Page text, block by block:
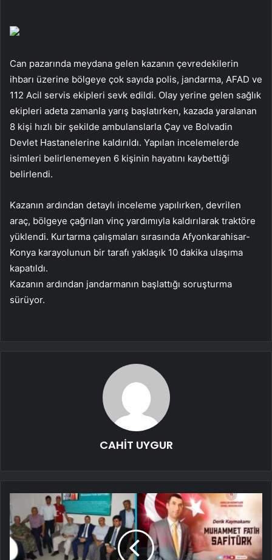
Can pazarında meydana gelen kazanın çevredekilerin
ihbarı üzerine bölgeye çok sayıda polis, jandarma, AFAD ve
112 Acil servis ekipleri sevk edildi. Olay yerine gelen sağlık
ekipleri adeta zamanla yarış başlatırken, kazada yaralanan
8 kişi hızlı bir şekilde ambulanslarla Çay ve Bolvadin
Devlet Hastanelerine kaldırıldı. Yapılan incelemelerde
isimleri belirlenemeyen 6 kişinin hayatını kaybettiği
belirlendi.
Kazanın ardından detaylı inceleme yapılırken, devrilen
araç, bölgeye çağrılan vinç yardımıyla kaldırılarak traktöre
yüklendi. Kurtarma çalışmaları sırasında Afyonkarahisar-
Konya karayolunun bir tarafı yaklaşık 10 dakika ulaşıma
kapatıldı.
Kazanın ardından jandarmanın başlattığı soruşturma
sürüyor.
CAHİT UYGUR